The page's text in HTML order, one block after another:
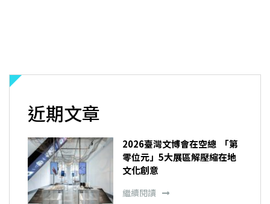
近期文章
2026臺灣文博會在空總 「第
零位元」5大展區解壓縮在地
文化創意
繼續閱讀